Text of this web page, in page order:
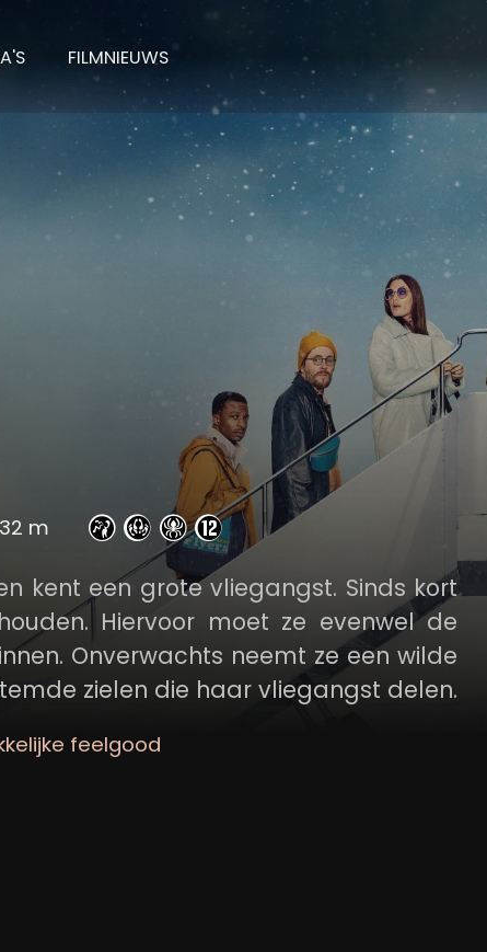
FILMNIEUWS
m
kent een grote vliegangst. Sinds kort
Hiervoor moet ze evenwel de
Onverwachts neemt ze een wilde
zielen die haar vliegangst delen.
feelgood